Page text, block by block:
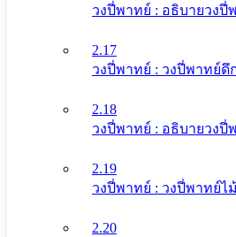
วงปี่พาทย์ : อธิบายวงปี่
2.17
วงปี่พาทย์ : วงปี่พาทย์ดึ
2.18
วงปี่พาทย์ : อธิบายวงปี่
2.19
วงปี่พาทย์ : วงปี่พาทย์ไ
2.20